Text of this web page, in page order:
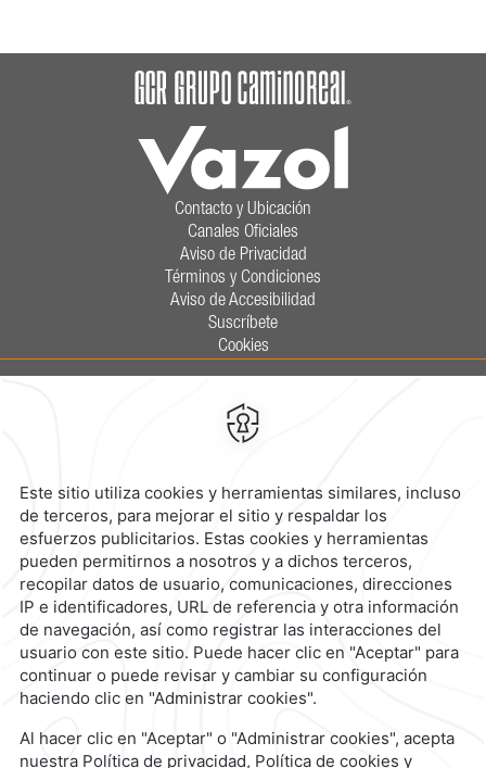
Contacto y Ubicación
Canales Oficiales
Aviso de Privacidad
Términos y Condiciones
Aviso de Accesibilidad
Suscríbete
Cookies
Calzada General Mariano Escobedo
11590,
Reservaciones | 800 901 2300
contacto@caminoreal.com
reservaciones@caminoreal.com